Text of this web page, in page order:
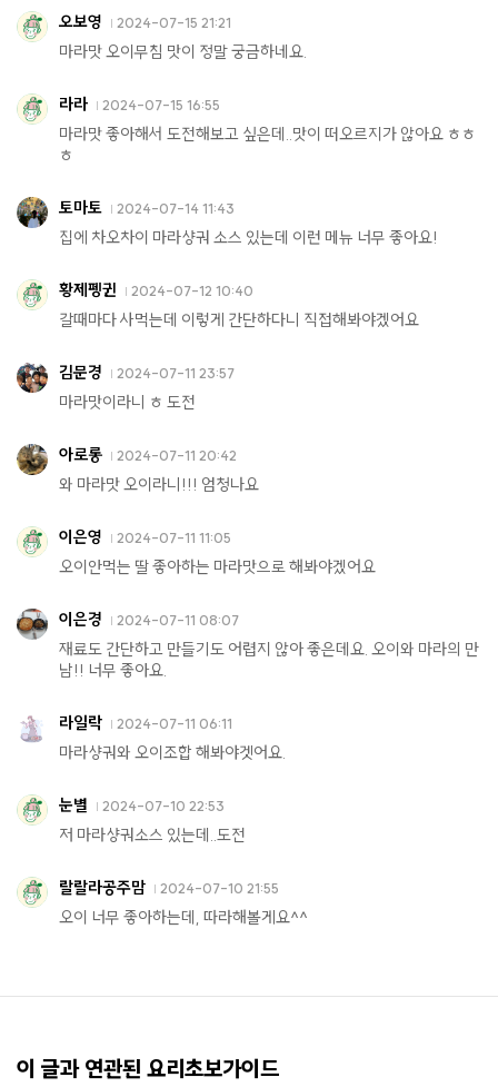
오보영 2024-07-15 21:21
마라맛 오이무침 맛이 정말 궁금하네요.
라라 2024-07-15 16:55
마라맛 좋아해서 도전해보고 싶은데..맛이 떠오르지가 않아요 ㅎㅎ
ㅎ
토마토 2024-07-14 11:43
집에 차오차이 마라샹궈 소스 있는데 이런 메뉴 너무 좋아요!
황제펭귄 2024-07-12 10:40
갈때마다 사먹는데 이렇게 간단하다니 직접해봐야겠어요
김문경 2024-07-11 23:57
마라맛이라니 ㅎ 도전
아로롱 2024-07-11 20:42
와 마라맛 오이라니!!! 엄청나요
이은영 2024-07-11 11:05
오이안먹는 딸 좋아하는 마라맛으로 해봐야겠어요
이은경 2024-07-11 08:07
재료도 간단하고 만들기도 어렵지 않아 좋은데요. 오이와 마라의 만
남!! 너무 좋아요.
라일락 2024-07-11 06:11
마라샹궈와 오이조합 해봐야겟어요.
눈별 2024-07-10 22:53
저 마라샹궈소스 있는데..도전
랄랄라공주맘 2024-07-10 21:55
오이 너무 좋아하는데, 따라해볼게요^^
이 글과 연관된 요리초보가이드